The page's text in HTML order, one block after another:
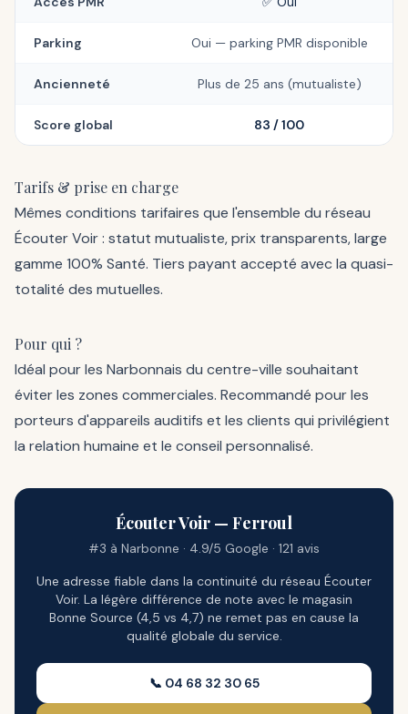
Parking Oui — parking PMR disponible
Ancienneté Plus de 25 ans (mutualiste)
Score global 83 / 100
Tarifs & prise en charge
Mêmes conditions tarifaires que l'ensemble du réseau
Écouter Voir : statut mutualiste, prix transparents, large
gamme 100% Santé. Tiers payant accepté avec la quasi-
totalité des mutuelles.
Pour qui ?
Idéal pour les Narbonnais du centre-ville souhaitant
éviter les zones commerciales. Recommandé pour les
porteurs d'appareils auditifs et les clients qui privilégient
la relation humaine et le conseil personnalisé.
Écouter Voir — Ferroul
#3 à Narbonne · 4.9/5 Google · 121 avis
Une adresse fiable dans la continuité du réseau Écouter
Voir. La légère différence de note avec le magasin
Bonne Source (4,5 vs 4,7) ne remet pas en cause la
qualité globale du service.
📞 04 68 32 30 65